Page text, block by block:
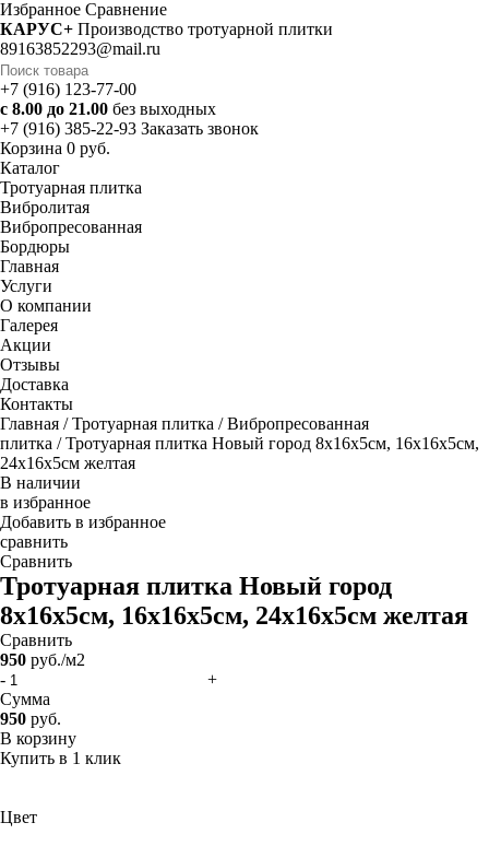
Избранное Cравнение
КАРУС+ Производство тротуарной плитки
89163852293@mail.ru
+7 (916) 123-77-00
с 8.00 до 21.00 без выходных
+7 (916) 385-22-93 Заказать звонок
Корзина 0 руб.
Каталог
Тротуарная плитка
Вибролитая
Вибропресованная
Бордюры
Главная
Услуги
О компании
Галерея
Акции
Отзывы
Доставка
Контакты
Главная /Тротуарная плитка /Вибропресованная
плитка / Тротуарная плитка Новый город 8х16х5см, 16х16х5см,
24х16х5см желтая
В наличии
в избранное
Добавить в избранное
сравнить
Сравнить
Тротуарная плитка Новый город
8х16х5см, 16х16х5см, 24х16х5см желтая
Сравнить
950 руб./м2
-
+
Сумма
950 руб.
В корзину
Купить в 1 клик
Цвет